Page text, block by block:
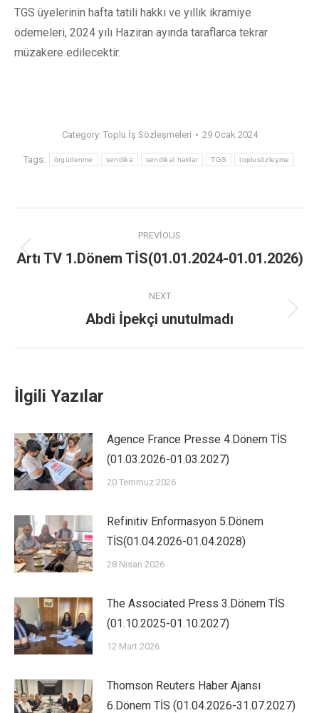
TGS üyelerinin hafta tatili hakkı ve yıllık ikramiye
ödemeleri, 2024 yılı Haziran ayında taraflarca tekrar
müzakere edilecektir.
Category: Toplu İş Sözleşmeleri 29 Ocak 2024
Tags: örgütlenme sendika sendikal haklar TGS toplusözleşme
PREVIOUS
Artı TV 1.Dönem TİS(01.01.2024-01.01.2026)
NEXT
Abdi İpekçi unutulmadı
İlgili Yazılar
Agence France Presse 4.Dönem TİS
(01.03.2026-01.03.2027)
20 Temmuz 2026
Refinitiv Enformasyon 5.Dönem
TİS(01.04.2026-01.04.2028)
28 Nisan 2026
The Associated Press 3.Dönem TİS
(01.10.2025-01.10.2027)
12 Mart 2026
Thomson Reuters Haber Ajansı
6.Dönem TİS (01.04.2026-31.07.2027)